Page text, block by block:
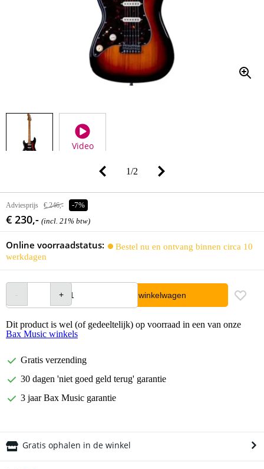
Video
1/2
Adviesprijs € 246,- -7%
€ 230,- (incl. 21% btw)
Online voorraadstatus:
Bestel nu en ontvang binnen circa 10
werkdagen
In winkelwagen
Dit product is wel (of gedeeltelijk) op voorraad in een van onze
Bax Music winkels
Gratis verzending
30 dagen 'niet goed geld terug' garantie
3 jaar Bax Music garantie
Gratis ophalen in de winkel